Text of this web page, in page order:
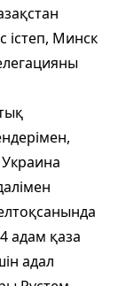
Минск
адам қаза
адал